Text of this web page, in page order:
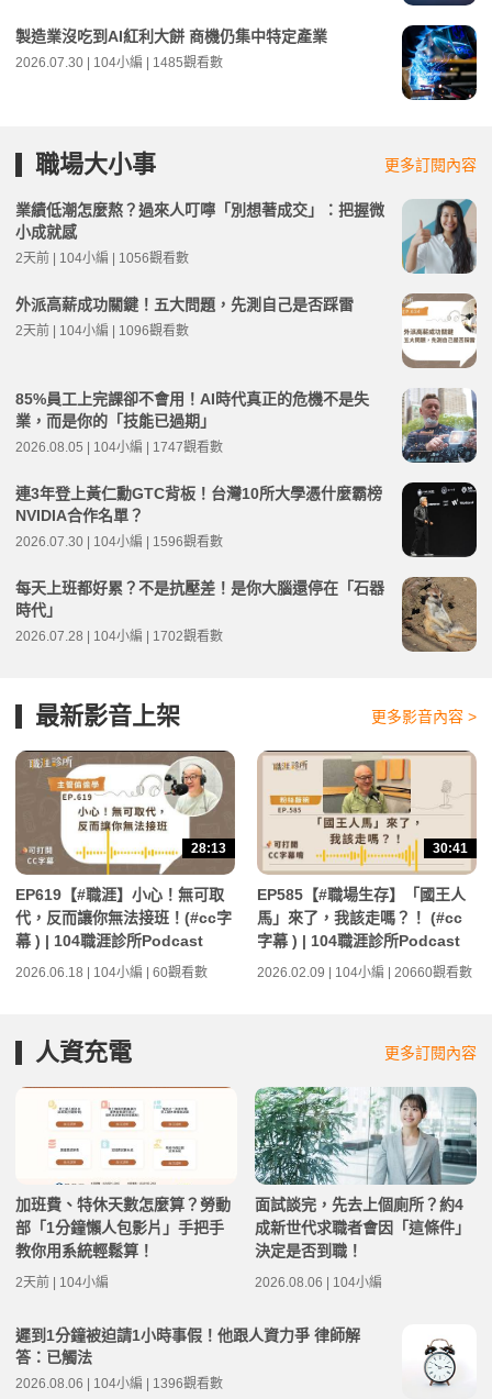
製造業沒吃到AI紅利大餅 商機仍集中特定產業
2026.07.30 | 104小編 | 1485觀看數
職場大小事 更多訂閱內容
業績低潮怎麼熬？過來人叮嚀「別想著成交」：把握微
小成就感
2天前 | 104小編 | 1056觀看數
外派高薪成功關鍵！五大問題，先測自己是否踩雷
2天前 | 104小編 | 1096觀看數
85%員工上完課卻不會用！AI時代真正的危機不是失
業，而是你的「技能已過期」
2026.08.05 | 104小編 | 1747觀看數
連3年登上黃仁勳GTC背板！台灣10所大學憑什麼霸榜
NVIDIA合作名單？
2026.07.30 | 104小編 | 1596觀看數
每天上班都好累？不是抗壓差！是你大腦還停在「石器
時代」
2026.07.28 | 104小編 | 1702觀看數
最新影音上架 更多影音內容 >
28:13
EP619【#職涯】小心！無可取
代，反而讓你無法接班！(#cc字
幕 ) | 104職涯診所Podcast
2026.06.18 | 104小編 | 60觀看數
30:41
EP585【#職場生存】「國王人
馬」來了，我該走嗎？！ (#cc
字幕 ) | 104職涯診所Podcast
2026.02.09 | 104小編 | 20660觀看數
人資充電 更多訂閱內容
加班費、特休天數怎麼算？勞動
部「1分鐘懶人包影片」手把手
教你用系統輕鬆算！
2天前 | 104小編
面試談完，先去上個廁所？約4
成新世代求職者會因「這條件」
決定是否到職！
2026.08.06 | 104小編
遲到1分鐘被迫請1小時事假！他跟人資力爭 律師解
答：已觸法
2026.08.06 | 104小編 | 1396觀看數